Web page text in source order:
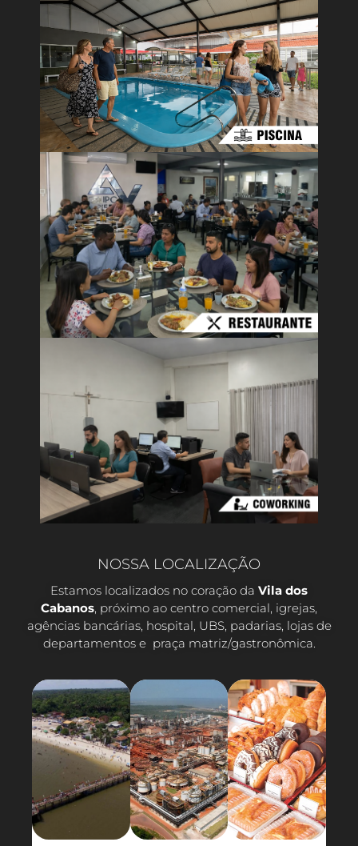
NOSSA LOCALIZAÇÃO
Estamos localizados no coração da Vila dos
Cabanos, próximo ao centro comercial, igrejas,
agências bancárias, hospital, UBS, padarias, lojas de
departamentos e praça matriz/gastronômica.